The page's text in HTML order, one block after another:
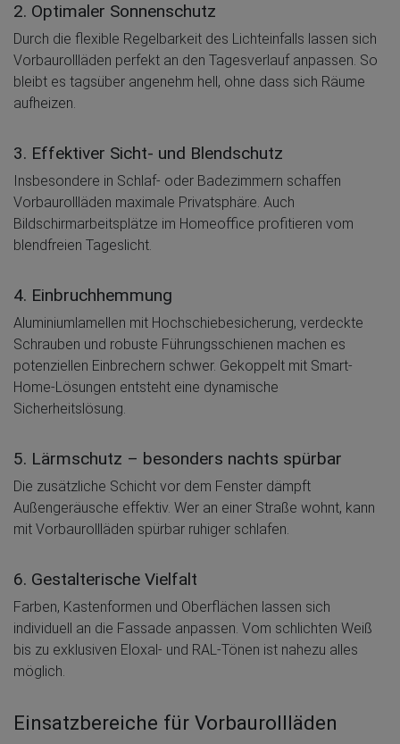
2. Optimaler Sonnenschutz
Durch die flexible Regelbarkeit des Lichteinfalls lassen sich
Vorbaurollläden perfekt an den Tagesverlauf anpassen. So
bleibt es tagsüber angenehm hell, ohne dass sich Räume
aufheizen.
3. Effektiver Sicht- und Blendschutz
Insbesondere in Schlaf- oder Badezimmern schaffen
Vorbaurollläden maximale Privatsphäre. Auch
Bildschirmarbeitsplätze im Homeoffice profitieren vom
blendfreien Tageslicht.
4. Einbruchhemmung
Aluminiumlamellen mit Hochschiebesicherung, verdeckte
Schrauben und robuste Führungsschienen machen es
potenziellen Einbrechern schwer. Gekoppelt mit Smart-
Home-Lösungen entsteht eine dynamische
Sicherheitslösung.
5. Lärmschutz – besonders nachts spürbar
Die zusätzliche Schicht vor dem Fenster dämpft
Außengeräusche effektiv. Wer an einer Straße wohnt, kann
mit Vorbaurollläden spürbar ruhiger schlafen.
6. Gestalterische Vielfalt
Farben, Kastenformen und Oberflächen lassen sich
individuell an die Fassade anpassen. Vom schlichten Weiß
bis zu exklusiven Eloxal- und RAL-Tönen ist nahezu alles
möglich.
Einsatzbereiche für Vorbaurollläden